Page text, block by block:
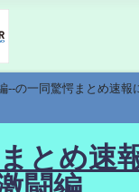
の一同驚愕まとめ速報
とめ速